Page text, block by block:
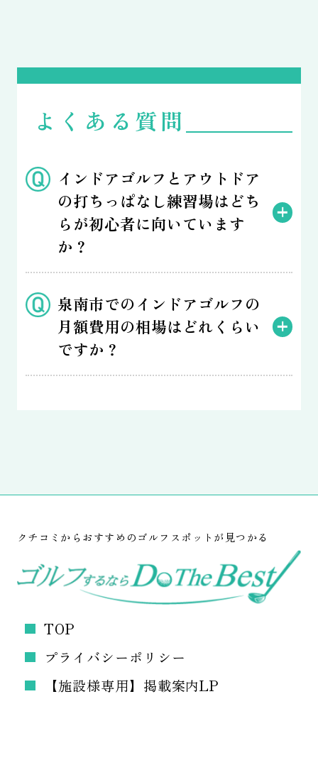
よくある質問
インドアゴルフとアウトドア
の打ちっぱなし練習場はどち
らが初心者に向いています
か？
泉南市でのインドアゴルフの
月額費用の相場はどれくらい
ですか？
クチコミからおすすめのゴルフスポットが見つかる
TOP
プライバシーポリシー
【施設様専用】掲載案内LP